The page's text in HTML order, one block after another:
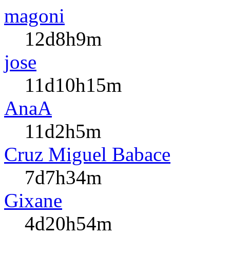
magoni
12d8h9m
jose
11d10h15m
AnaA
11d2h5m
Cruz Miguel Babace
7d7h34m
Gixane
4d20h54m